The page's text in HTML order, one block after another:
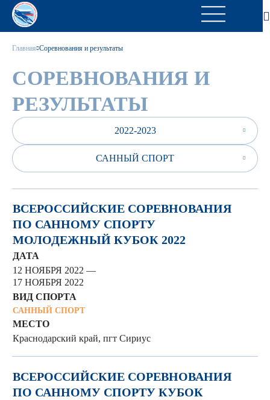
Главная Соревнования и результаты
СОРЕВНОВАНИЯ И
РЕЗУЛЬТАТЫ
2022-2023
САННЫЙ СПОРТ
ВСЕРОССИЙСКИЕ СОРЕВНОВАНИЯ
ПО САННОМУ СПОРТУ
МОЛОДЕЖНЫЙ КУБОК 2022
ДАТА
12 НОЯБРЯ 2022 —
17 НОЯБРЯ 2022
ВИД СПОРТА
САННЫЙ СПОРТ
МЕСТО
Краснодарский край, пгт Сириус
ВСЕРОССИЙСКИЕ СОРЕВНОВАНИЯ
ПО САННОМУ СПОРТУ КУБОК